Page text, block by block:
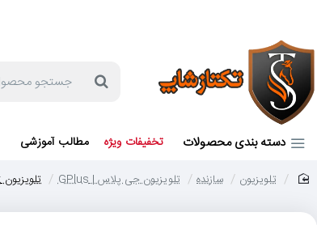
جستجو
دسته بندی محصولات تخفیفات ویژه مطالب آموزشی
تلویزیون سازنده تلویزیون جی پلاس | GPlus تلویزیون 4k هوشمند جی پلاس LED TV 4K Smart G Plus 50LU722S سایز 50 اینچ